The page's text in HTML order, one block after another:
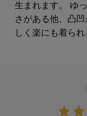
生まれます。 ゆ
さがある他、凸
しく楽にも着ら